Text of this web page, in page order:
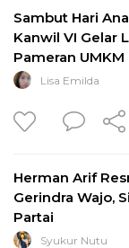
Sambut Hari
Kanwil VI Gelar
Pameran
Lisa Emilda
Herman Arif
Gerindra Wajo,
Partai
Syukur Nutu